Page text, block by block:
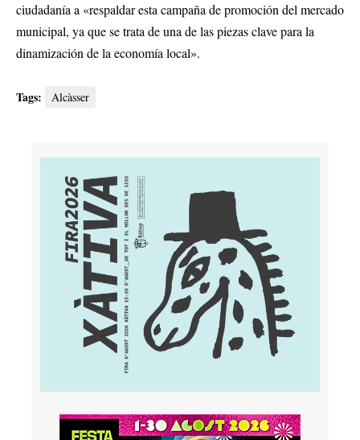
ciudadanía a «respaldar esta campaña de promoción del mercado
municipal, ya que se trata de una de las piezas clave para la
dinamización de la economía local».
Tags: Alcàsser